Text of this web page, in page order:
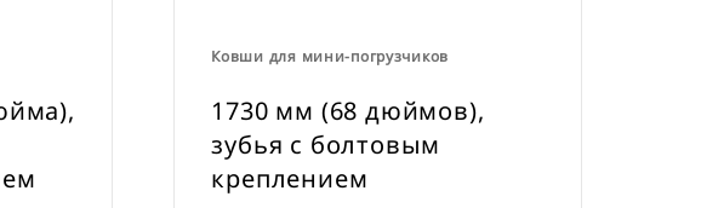
Ковши для мини-погрузчиков
1730 мм (68 дюймов),
зубья с болтовым
креплением